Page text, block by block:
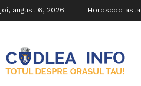
joi, august 6, 2026 Horoscop
Info